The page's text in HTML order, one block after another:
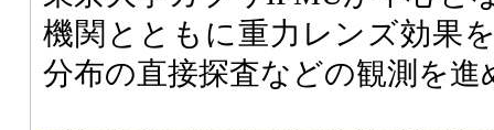
機関とともに重力レンズ効果
分布の直接探査などの観測を